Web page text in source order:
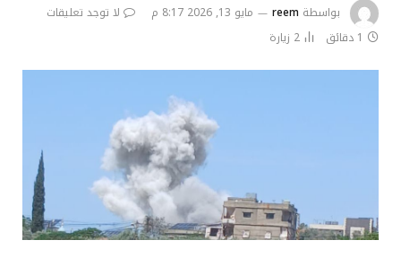
بواسطة reem مايو 13, 2026 8:17 م
لا توجد تعليقات
1 دقائق
2 زيارة